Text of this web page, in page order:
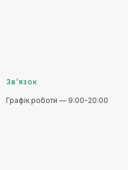
Зв’язок
Графік роботи — 9:00-20:00